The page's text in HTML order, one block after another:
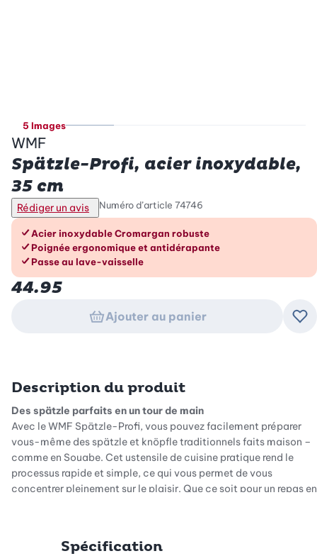
5 Images
WMF
Spätzle-Profi, acier inoxydable,
35 cm
Rédiger un avis Numéro d’article 74746
Les avantages en un coup d’œil
Acier inoxydable Cromargan robuste
Poignée ergonomique et antidérapante
Passe au lave-vaisselle
44.95
Ajouter au panier
Description du produit
Des spätzle parfaits en un tour de main
Avec le WMF Spätzle-Profi, vous pouvez facilement préparer
vous-même des spätzle et knöpfle traditionnels faits maison –
comme en Souabe. Cet ustensile de cuisine pratique rend le
processus rapide et simple, ce qui vous permet de vous
concentrer pleinement sur le plaisir. Que ce soit pour un repas en
Un matériau robuste pour un plaisir durable
Spécification